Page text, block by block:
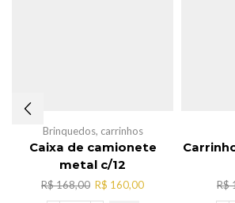
Brinquedos, carrinhos
Caixa de camionete
metal c/12
R$168,00 O
preço
R$ 160,00O
R$